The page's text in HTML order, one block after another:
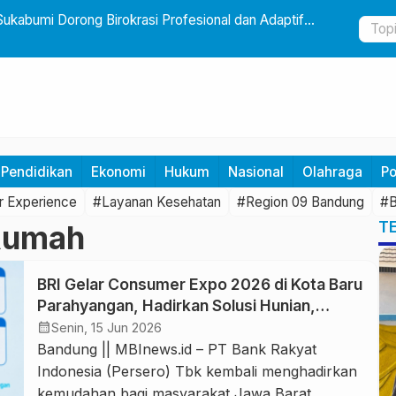
Dorong Birokrasi Profesional dan Adaptif
Yayasan
Usia Dini
Pendidikan Ekonomi Hukum Nasional Olahraga
Experience #Layanan Kesehatan #Region 09 Bandung
BRI Gelar Consumer Expo 2026 di Kota Baru
Parahyangan, Hadirkan Solusi Hunian,
Otomotif dan Travel
calendar_monthSenin, 15 Jun 2026
Bandung || MBInews.id – PT Bank Rakyat
Indonesia (Persero) Tbk kembali menghadirkan